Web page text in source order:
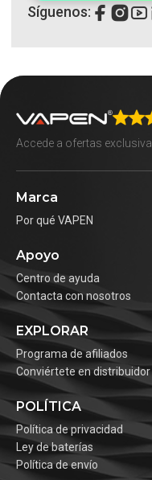
Síguenos:
Marca
Por qué VAPEN
Apoyo
Centro de ayuda
Contacta con nosotros
EXPLORAR
Programa de afiliados
Conviértete en distribuidor
POLÍTICA
Política de privacidad
Ley de baterías
Política de envío